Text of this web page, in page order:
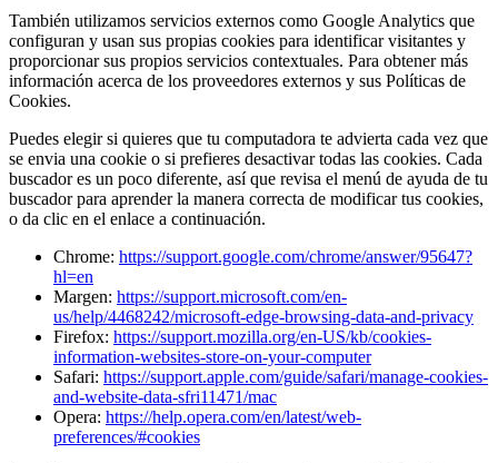
También utilizamos servicios externos como Google Analytics que
configuran y usan sus propias cookies para identificar visitantes y
proporcionar sus propios servicios contextuales. Para obtener más
información acerca de los proveedores externos y sus Políticas de
Cookies.
Puedes elegir si quieres que tu computadora te advierta cada vez que
se envia una cookie o si prefieres desactivar todas las cookies. Cada
buscador es un poco diferente, así que revisa el menú de ayuda de tu
buscador para aprender la manera correcta de modificar tus cookies,
o da clic en el enlace a continuación.
Chrome: https://support.google.com/chrome/answer/95647?
hl=en
Margen: https://support.microsoft.com/en-
us/help/4468242/microsoft-edge-browsing-data-and-privacy
Firefox: https://support.mozilla.org/en-US/kb/cookies-
information-websites-store-on-your-computer
Safari: https://support.apple.com/guide/safari/manage-cookies-
and-website-data-sfri11471/mac
Opera: https://help.opera.com/en/latest/web-
preferences/#cookies